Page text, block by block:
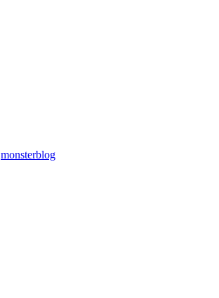
monsterblog